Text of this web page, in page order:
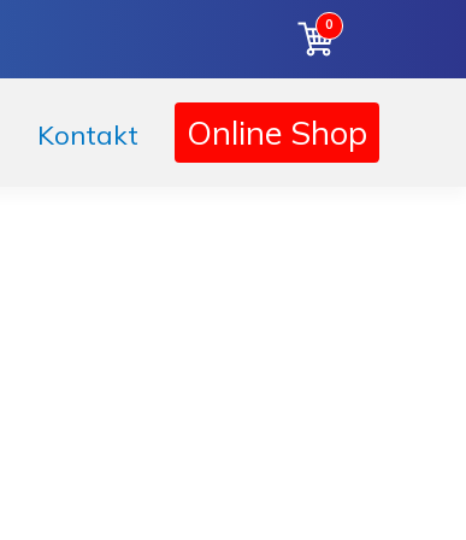
0
Kontakt Online Shop